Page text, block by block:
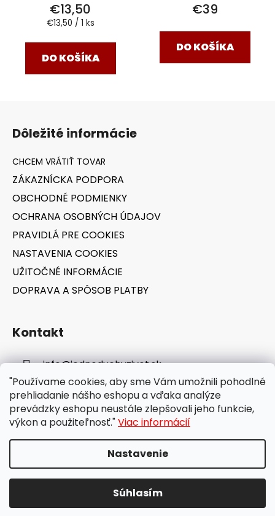
"Používame cookies, aby sme Vám umožnili pohodlné
prehliadanie nášho eshopu a vďaka analýze
prevádzky eshopu neustále zlepšovali jeho funkcie,
výkon a použiteľnosť."Viac informácií
Nastavenie
Súhlasím
€13,50
Jednotková
€13,50 / 1 ks
DO KOŠÍKA
€39
DO KOŠÍKA
Dôležité informácie
ZÁKAZNÍCKA PODPORA
OBCHODNÉ PODMIENKY
OCHRANA OSOBNÝCH ÚDAJOV
PRAVIDLÁ PRE COOKIES
NASTAVENIA COOKIES
UŽITOČNÉ INFORMÁCIE
DOPRAVA A SPÔSOB PLATBY
Kontakt
info@jednoduchyzivot.sk
E-shop: 0948 647 767
Vytvoril Shoptet
jednoduchyzivot.sk
vyhradené.Upraviť nastavenie cookies